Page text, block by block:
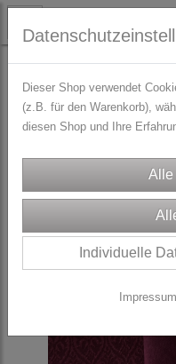
STOFFE DIRNDL-
Dieser Shop verwendet
(z.B. für den Warenkorb),
diesen Shop und Ihre
Individuelle
Impressum